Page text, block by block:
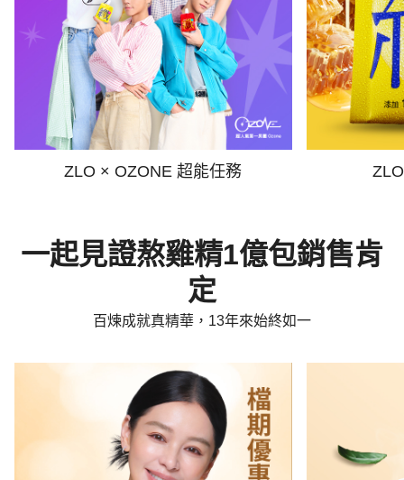
ZLO × OZONE 超能任務
一起見證熬雞精1億包銷售肯
定
百煉成就真精華，13年來始終如一